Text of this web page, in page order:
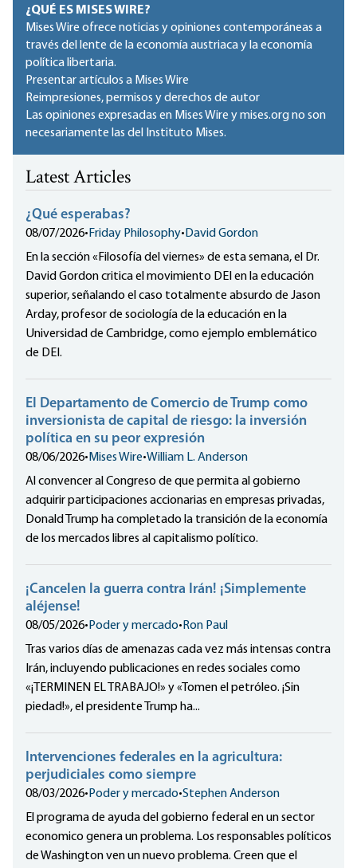
¿QUÉ ES MISES WIRE?
Mises Wire ofrece noticias y opiniones contemporáneas a
través del lente de la economía austriaca y la economía
política libertaria.
Presentar artículos a Mises Wire
Reimpresiones, permisos y derechos de autor
Las opiniones expresadas en Mises Wire y mises.org no son
necesariamente las del Instituto Mises.
Latest Articles
¿Qué esperabas?
08/07/2026• Friday Philosophy• David Gordon
En la sección «Filosofía del viernes» de esta semana, el Dr.
David Gordon critica el movimiento DEI en la educación
superior, señalando el caso totalmente absurdo de Jason
Arday, profesor de sociología de la educación en la
Universidad de Cambridge, como ejemplo emblemático
de DEI.
El Departamento de Comercio de Trump como
inversionista de capital de riesgo: la inversión
política en su peor expresión
08/06/2026• Mises Wire•William L. Anderson
Al convencer al Congreso de que permita al gobierno
adquirir participaciones accionarias en empresas privadas,
Donald Trump ha completado la transición de la economía
de los mercados libres al capitalismo político.
¡Cancelen la guerra contra Irán! ¡Simplemente
aléjense!
08/05/2026• Poder y mercado• Ron Paul
Tras varios días de amenazas cada vez más intensas contra
Irán, incluyendo publicaciones en redes sociales como
«¡TERMINEN EL TRABAJO!» y «Tomen el petróleo. ¡Sin
piedad!», el presidente Trump ha...
Intervenciones federales en la agricultura:
perjudiciales como siempre
08/03/2026• Poder y mercado•Stephen Anderson
El programa de ayuda del gobierno federal en un sector
economico genera un problema. Los responsables políticos
de Washington ven un nuevo problema. Creen que el